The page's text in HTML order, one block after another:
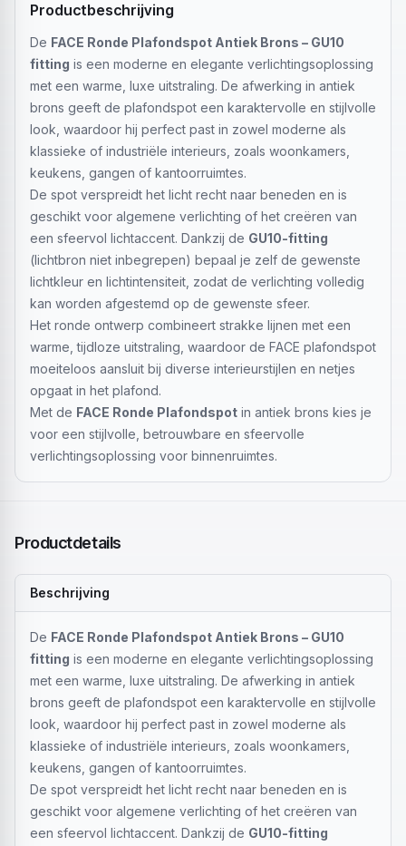
Productbeschrijving
De FACE Ronde Plafondspot Antiek Brons – GU10
fitting is een moderne en elegante verlichtingsoplossing
met een warme, luxe uitstraling. De afwerking in antiek
brons geeft de plafondspot een karaktervolle en stijlvolle
look, waardoor hij perfect past in zowel moderne als
klassieke of industriële interieurs, zoals woonkamers,
keukens, gangen of kantoorruimtes.
De spot verspreidt het licht recht naar beneden en is
geschikt voor algemene verlichting of het creëren van
een sfeervol lichtaccent. Dankzij de GU10-fitting
(lichtbron niet inbegrepen) bepaal je zelf de gewenste
lichtkleur en lichtintensiteit, zodat de verlichting volledig
kan worden afgestemd op de gewenste sfeer.
Het ronde ontwerp combineert strakke lijnen met een
warme, tijdloze uitstraling, waardoor de FACE plafondspot
moeiteloos aansluit bij diverse interieurstijlen en netjes
opgaat in het plafond.
Met de FACE Ronde Plafondspot in antiek brons kies je
voor een stijlvolle, betrouwbare en sfeervolle
verlichtingsoplossing voor binnenruimtes.
Productdetails
Beschrijving
De FACE Ronde Plafondspot Antiek Brons – GU10
fitting is een moderne en elegante verlichtingsoplossing
met een warme, luxe uitstraling. De afwerking in antiek
brons geeft de plafondspot een karaktervolle en stijlvolle
look, waardoor hij perfect past in zowel moderne als
klassieke of industriële interieurs, zoals woonkamers,
keukens, gangen of kantoorruimtes.
De spot verspreidt het licht recht naar beneden en is
geschikt voor algemene verlichting of het creëren van
een sfeervol lichtaccent. Dankzij de GU10-fitting